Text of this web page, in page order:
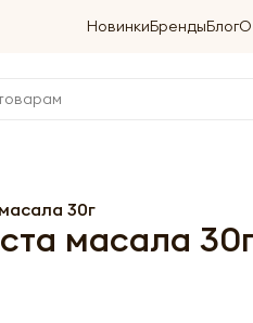
НовинкиБрендыБлогО
30г
масала